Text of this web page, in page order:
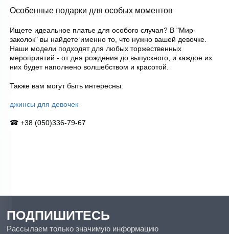
Особенные подарки для особых моментов
Ищете идеальное платье для особого случая? В "Мир-
заколок" вы найдете именно то, что нужно вашей девочке.
Наши модели подходят для любых торжественных
мероприятий - от дня рождения до выпускного, и каждое из
них будет наполнено волшебством и красотой.
Также вам могут быть интересны:
джинсы для девочек
☎ +38 (050)336-79-67
ПОДПИШИТЕСЬ
Рассылаем только значимую информацию